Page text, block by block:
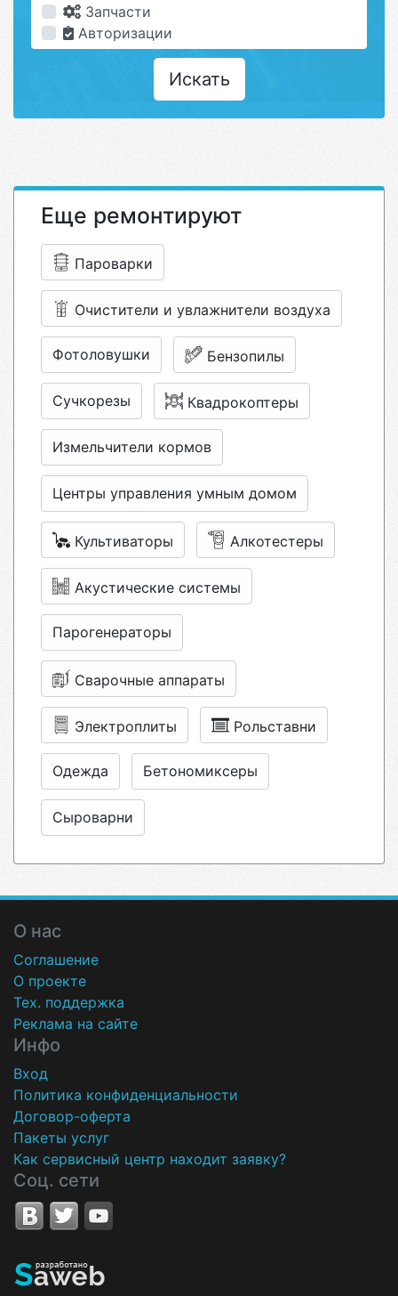
Запчасти
Авторизации
Искать
Еще ремонтируют
Пароварки
Очистители и увлажнители воздуха
Фотоловушки Бензопилы
Сучкорезы Квадрокоптеры
Измельчители кормов
Центры управления умным домом
Культиваторы Алкотестеры
Акустические системы
Парогенераторы
Сварочные аппараты
Электроплиты Рольставни
Одежда Бетономиксеры
Сыроварни
О нас
Соглашение
О проекте
Тех. поддержка
Реклама на сайте
Инфо
Вход
Политика конфиденциальности
Договор-оферта
Пакеты услуг
Как сервисный центр находит заявку?
Соц. сети